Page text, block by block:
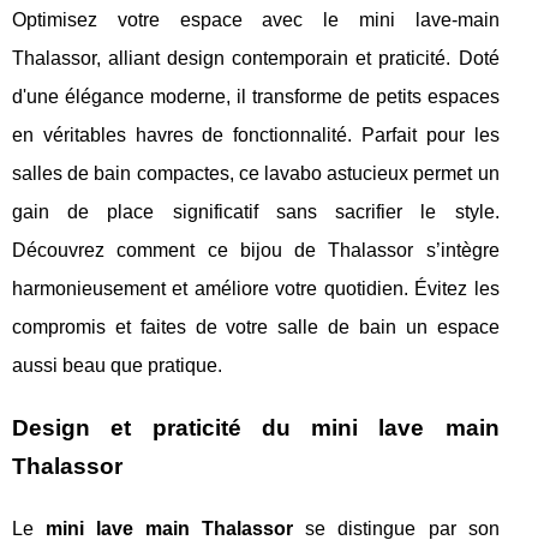
Optimisez votre espace avec le mini lave-main
Thalassor, alliant design contemporain et praticité. Doté
d'une élégance moderne, il transforme de petits espaces
en véritables havres de fonctionnalité. Parfait pour les
salles de bain compactes, ce lavabo astucieux permet un
gain de place significatif sans sacrifier le style.
Découvrez comment ce bijou de Thalassor s’intègre
harmonieusement et améliore votre quotidien. Évitez les
compromis et faites de votre salle de bain un espace
aussi beau que pratique.
Design et praticité du mini lave main
Thalassor
Le mini lave main Thalassor se distingue par son